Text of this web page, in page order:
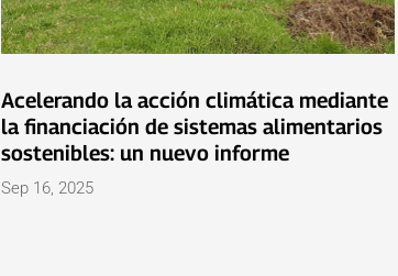
Acelerando la acción climática mediante
la financiación de sistemas alimentarios
sostenibles: un nuevo informe
Sep 16, 2025